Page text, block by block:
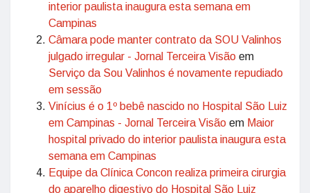
interior paulista inaugura esta semana em
Campinas
Câmara pode manter contrato da SOU Valinhos
julgado irregular - Jornal Terceira Visão em
Serviço da Sou Valinhos é novamente repudiado
em sessão
Vinícius é o 1º bebê nascido no Hospital São Luiz
em Campinas - Jornal Terceira Visão em Maior
hospital privado do interior paulista inaugura esta
semana em Campinas
Equipe da Clínica Concon realiza primeira cirurgia
do aparelho digestivo do Hospital São Luiz